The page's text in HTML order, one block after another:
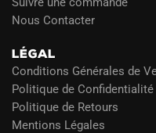
Nous Contacter
LÉGAL
Conditions Générales de
Politique de Confidentialité
Politique de Retours
Mentions Légales